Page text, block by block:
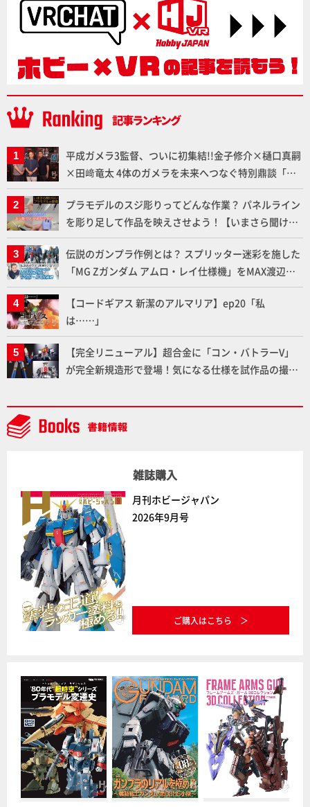
平成ガメラ3監督、ついに初集結!!金子修介×樋口真嗣
×田﨑竜太 4体のガメラを未来へつなぐ特別鼎談「ガ
メラ永久保存化プロジェクト FINAL」
プラモデルのスジ彫りってどんな作業？ パネルライン
を彫り足して作品を映えさせよう！【いまさら聞けな
いプラモデルの基礎：スジ彫りとパネルライン】
伝説のガンプラ作例とは？ スプリッター迷彩を施した
「MG Zガンダム アムロ・レイ仕様機」をMAX渡辺が
ふたたび塗る!!【試し読み】
【コードギアス 新潔のアルマリア】ep20「私
は……」
【完全リニューアル】超合金に「コン・バトラーV」
が完全新規造形で登場！気になる仕様を試作品の撮り
ト」セット情報もお届け！【超合金の魂】
雑誌購入
月刊ホビージャパン
2026年9月号
ご購入はこちら